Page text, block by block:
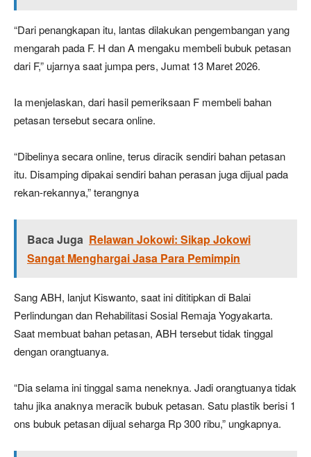
“Dari penangkapan itu, lantas dilakukan pengembangan yang
mengarah pada F. H dan A mengaku membeli bubuk petasan
dari F,” ujarnya saat jumpa pers, Jumat 13 Maret 2026.
Ia menjelaskan, dari hasil pemeriksaan F membeli bahan
petasan tersebut secara online.
“Dibelinya secara online, terus diracik sendiri bahan petasan
itu. Disamping dipakai sendiri bahan perasan juga dijual pada
rekan-rekannya,” terangnya
Baca Juga Relawan Jokowi: Sikap Jokowi
Sangat Menghargai Jasa Para Pemimpin
Sang ABH, lanjut Kiswanto, saat ini dititipkan di Balai
Perlindungan dan Rehabilitasi Sosial Remaja Yogyakarta.
Saat membuat bahan petasan, ABH tersebut tidak tinggal
dengan orangtuanya.
“Dia selama ini tinggal sama neneknya. Jadi orangtuanya tidak
tahu jika anaknya meracik bubuk petasan. Satu plastik berisi 1
ons bubuk petasan dijual seharga Rp 300 ribu,” ungkapnya.